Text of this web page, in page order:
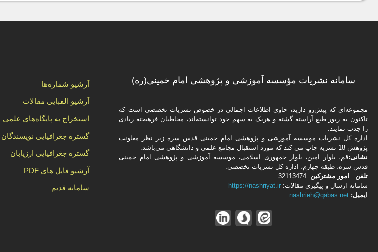
آرشیو شماره‌ها
آرشیو الفبایی مقالات
استخراج به پایگاه‌های علمی
گستره جغرافیایی نویسندگان
گستره جغرافیایی ارزیابان
آرشیو فایل های PDF
سامانه قدیم
سامانه نشریات مؤسسه آموزشی و پژوهشی امام خمینی(ره)
مجموعه‌ای که پیش‌رو دارید،‌ حاوی اطلاعات اجمالی در خصوص نشریات تخصصی است که
تاکنون به زیور طبع آراسته گشته و هریک به سهم خود توانسته‌اند، مخاطبان فرهیخته‌ زیادی
را جذب نمایند.
اداره كل نشریات موسسه آموزشی و پژوهشی امام خمینی قدس سره زیر نظر معاونت
پژوهش 18 نشریه چاپ می کند که مورد استقبال مجامع علمی و دانشگاهی می‌باشد.
نشانی:قم، بلوار امین، بلوار جمهوری اسلامی، موسسه آموزشی و پژوهشی امام خمینی
قدس سره، طبقه چهارم، اداره كل نشریات تخصصی.
تلفن: امور مشتركین: 32113474
سامانه ارسال و پیگیری مقالات:https://nashriyat.ir
ایمیل:nashrieh@qabas.net